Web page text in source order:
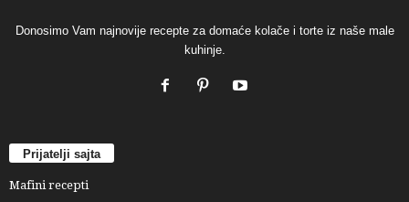
Donosimo Vam najnovije recepte za domaće kolače i torte iz naše male
kuhinje.
Prijatelji sajta
Mafini recepti